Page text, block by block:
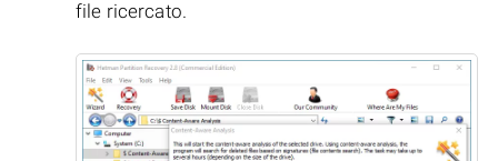
file ricercato.